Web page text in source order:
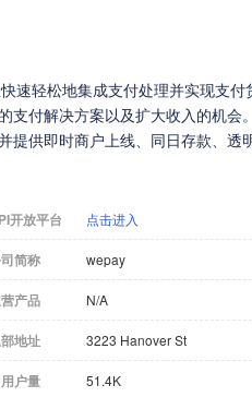
速轻松地集成支付处理并实现支付
支付解决方案以及扩大收入的机会
提供即时商户上线、同日存款、透
开放平台 点击进入
简称 wepay
产品 N/A
地址 3223 Hanover St
户量 51.4K